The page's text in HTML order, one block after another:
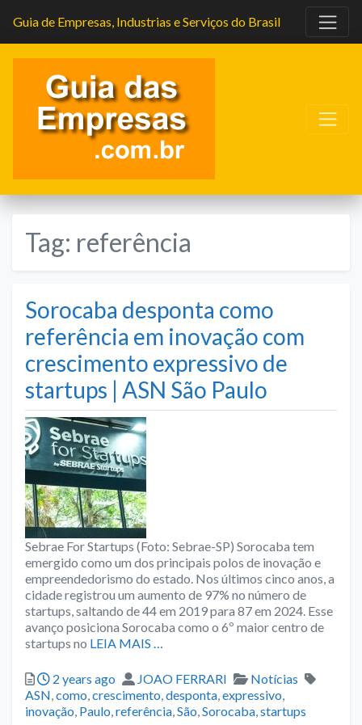
Guia de Empresas, Industrias e Serviços do Brasil
Tag: referência
Sorocaba desponta como
referência em inovação com
crescimento expressivo de
startups | ASN São Paulo
Sebrae For Startups (Foto: Sebrae-SP) Sorocaba tem
emergido como um dos principais polos de inovação e
empreendedorismo do estado. Nos últimos cinco anos, a
cidade registrou um aumento de 97% no número de
startups, saltando de 44 em 2019 para 87 em 2024. Esse
avanço posiciona Sorocaba como o 6º maior centro de
startups no LEIA MAIS …
Posted
2 years ago Author
JOAO FERRARI Categories
Notícias
Tags
ASN,como,crescimento,desponta,expressivo,
inovação, Paulo,referência,São,Sorocaba,startups